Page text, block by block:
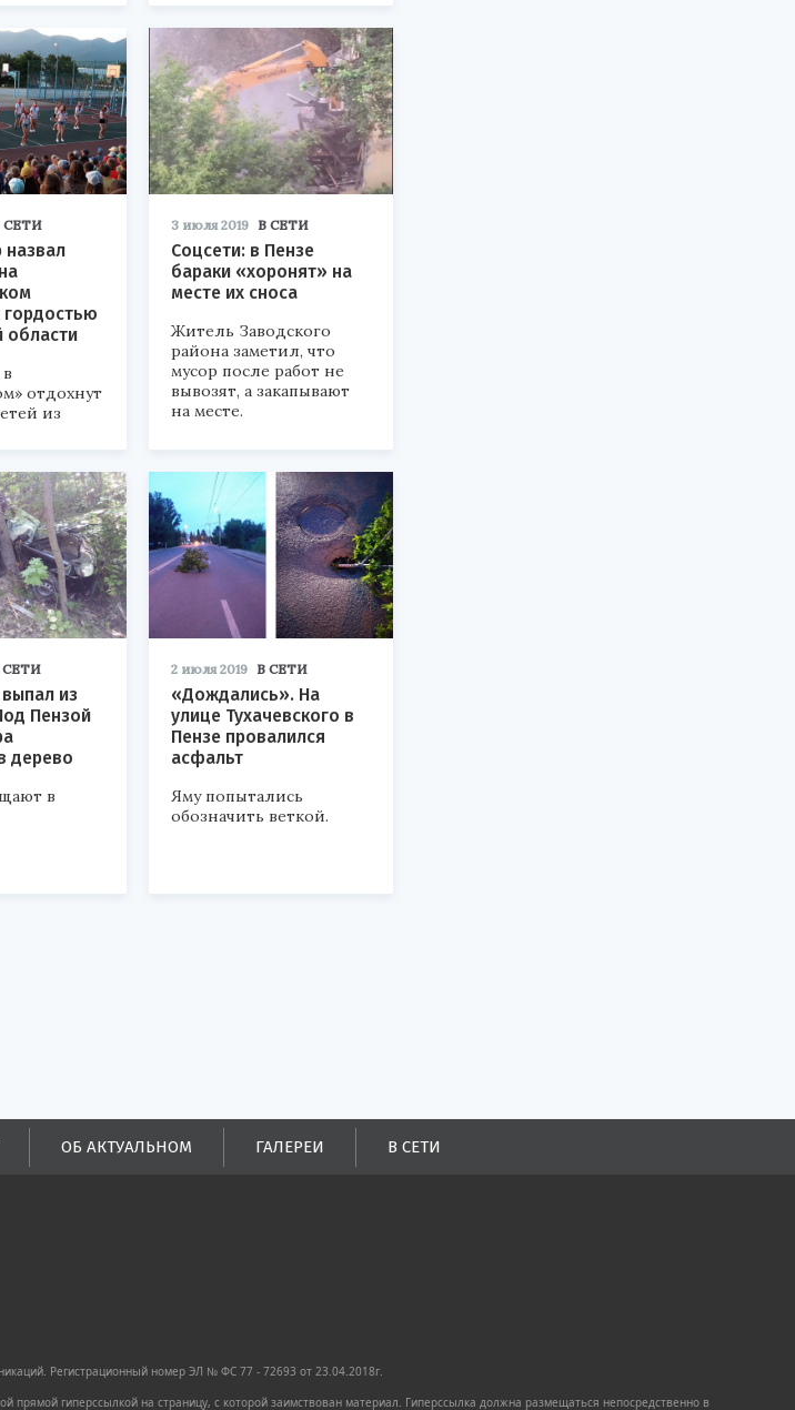
СЕТИ
назвал
области
отдохнут
из
3 июля 2019 В СЕТИ
Соцсети: в Пензе
бараки «хоронят» на
месте их сноса
Житель Заводского
района заметил, что
мусор после работ не
вывозят, а закапывают
на месте.
СЕТИ
из
Пензой
дерево
в
2 июля 2019 В СЕТИ
«Дождались». На
улице Тухачевского в
Пензе провалился
асфальт
Яму попытались
обозначить веткой.
ОБ АКТУАЛЬНОМ ГАЛЕРЕИ В СЕТИ
Регистрационный номер ЭЛ № ФС 77 - 72693 от 23.04.2018г.
гиперссылкой на страницу, с которой заимствован материал. Гиперссылка должна размещаться непосредственно в